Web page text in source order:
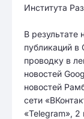
Института
В результате
публикаций
проводку в
новостей
новостей
сети
«Telegram», 2